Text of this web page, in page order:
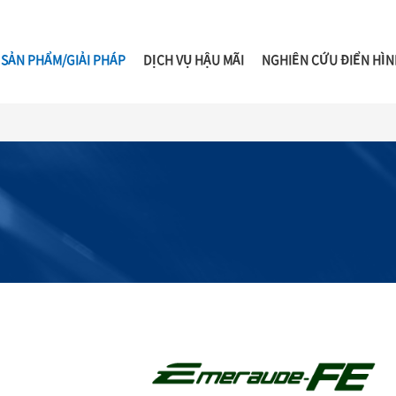
SẢN PHẨM/GIẢI PHÁP DỊCH VỤ HẬU MÃI NGHIÊN CỨU ĐIỂN